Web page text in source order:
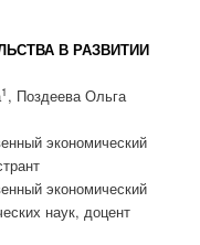
В РАЗВИТИИ
1 , Поздеева Ольга
экономический
экономический
наук, доцент